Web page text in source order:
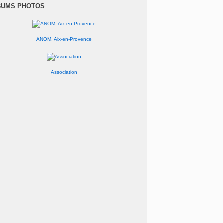
(1)PHOTOS
ANOM, Aix-en-Provence
Association